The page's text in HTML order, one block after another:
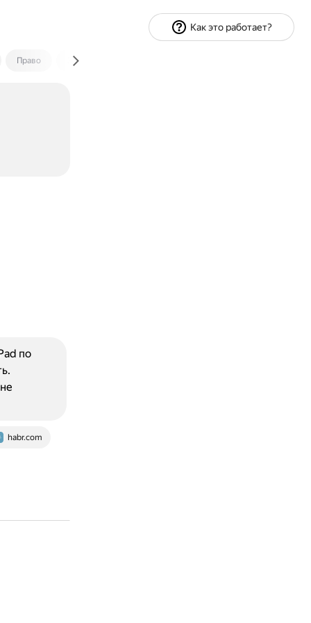
Право Экономика и финансы
habr.com
по
Как это работает?